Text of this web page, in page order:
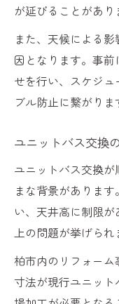
が延びることがあり
また、天候による
因となります。事
せを行い、スケジ
ブル防止に繋がりま
ユニットバス交換
ユニットバス交換
まな背景がありま
い、天井高に制限
上の問題が挙げられ
柏市内のリフォーム
寸法が現行ユニッ